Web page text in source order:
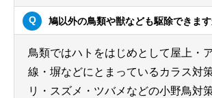
鳩以外の鳥類や獣なども駆除できます
鳥類ではハトをはじめとして屋上・
線・塀などにとまっているカラス対
リ・スズメ・ツバメなどの小野鳥対